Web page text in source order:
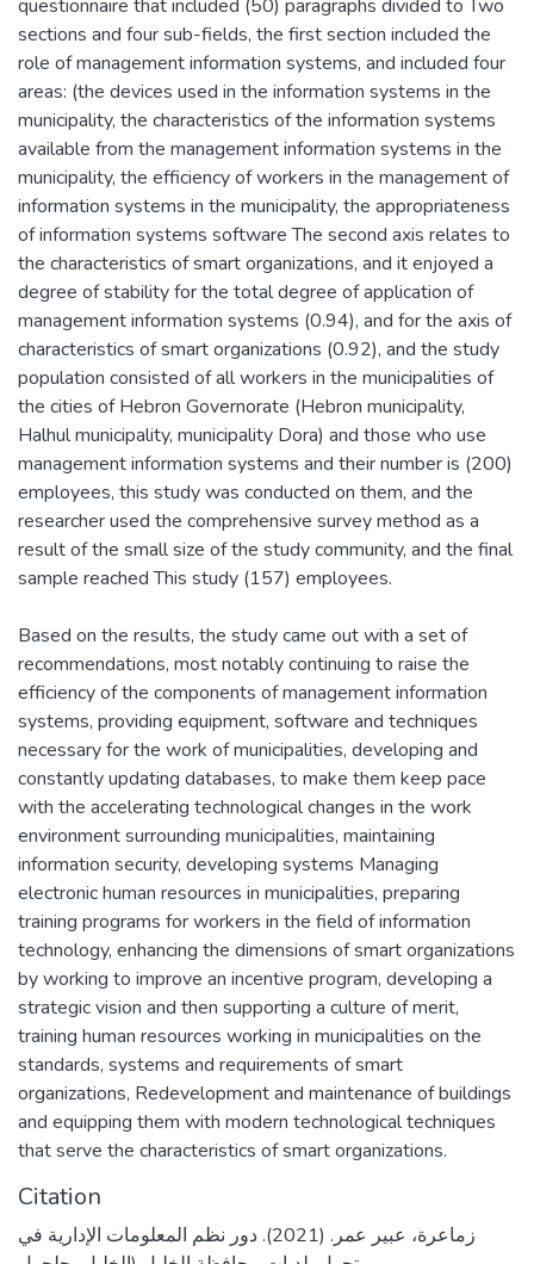
questionnaire that included (50) paragraphs divided to Two
sections and four sub-fields, the first section included the
role of management information systems, and included four
areas: (the devices used in the information systems in the
municipality, the characteristics of the information systems
available from the management information systems in the
municipality, the efficiency of workers in the management of
information systems in the municipality, the appropriateness
of information systems software The second axis relates to
the characteristics of smart organizations, and it enjoyed a
degree of stability for the total degree of application of
management information systems (0.94), and for the axis of
characteristics of smart organizations (0.92), and the study
population consisted of all workers in the municipalities of
the cities of Hebron Governorate (Hebron municipality,
Halhul municipality, municipality Dora) and those who use
management information systems and their number is (200)
employees, this study was conducted on them, and the
researcher used the comprehensive survey method as a
result of the small size of the study community, and the final
sample reached This study (157) employees.
Based on the results, the study came out with a set of
recommendations, most notably continuing to raise the
efficiency of the components of management information
systems, providing equipment, software and techniques
necessary for the work of municipalities, developing and
constantly updating databases, to make them keep pace
with the accelerating technological changes in the work
environment surrounding municipalities, maintaining
information security, developing systems Managing
electronic human resources in municipalities, preparing
training programs for workers in the field of information
technology, enhancing the dimensions of smart organizations
by working to improve an incentive program, developing a
strategic vision and then supporting a culture of merit,
training human resources working in municipalities on the
standards, systems and requirements of smart
organizations, Redevelopment and maintenance of buildings
and equipping them with modern technological techniques
that serve the characteristics of smart organizations.
Citation
زماعرة، عبير عمر. (2021). دور نظم المعلومات الإدارية في